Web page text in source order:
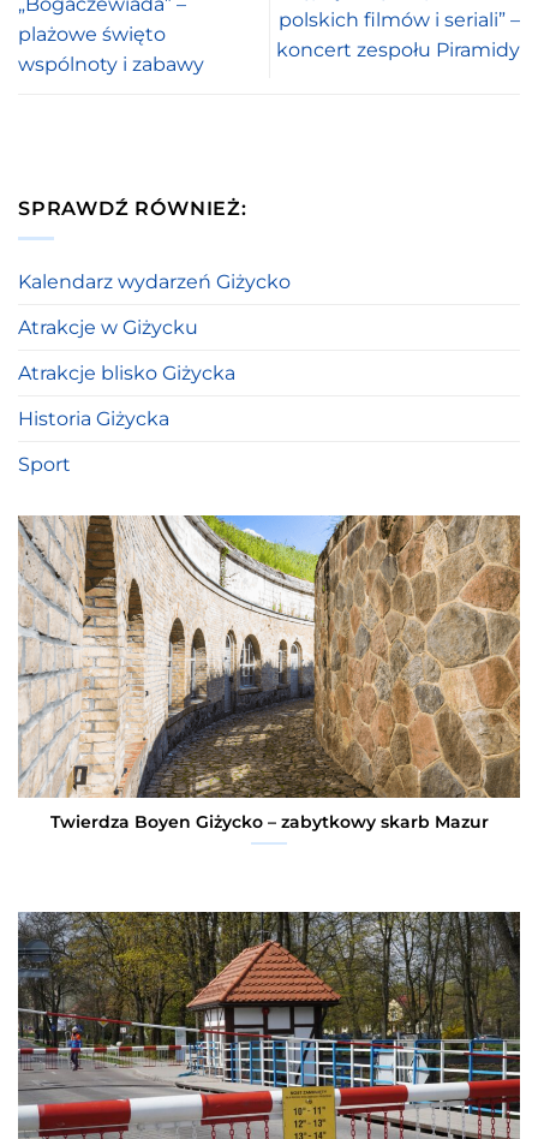
„Bogaczewiada” –
plażowe święto
wspólnoty i zabawy
polskich filmów i seriali” –
koncert zespołu Piramidy
SPRAWDŹ RÓWNIEŻ:
Kalendarz wydarzeń Giżycko
Atrakcje w Giżycku
Atrakcje blisko Giżycka
Historia Giżycka
Sport
Twierdza Boyen Giżycko – zabytkowy skarb Mazur